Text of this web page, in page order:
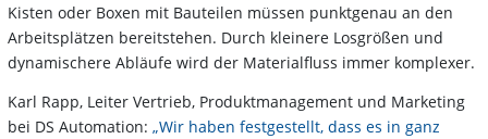
Kisten oder Boxen mit Bauteilen müssen punktgenau an den
Arbeitsplätzen bereitstehen. Durch kleinere Losgrößen und
dynamischere Abläufe wird der Materialfluss immer komplexer.
Karl Rapp, Leiter Vertrieb, Produktmanagement und Marketing
bei DS Automation: „Wir haben festgestellt, dass es in ganz